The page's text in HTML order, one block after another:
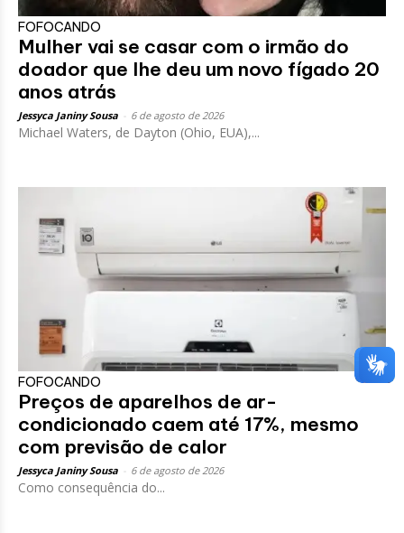
FOFOCANDO
Mulher vai se casar com o irmão do
doador que lhe deu um novo fígado 20
anos atrás
Jessyca Janiny Sousa 6 de agosto de 2026
Michael Waters, de Dayton (Ohio, EUA),...
FOFOCANDO
Preços de aparelhos de ar-
condicionado caem até 17%, mesmo
com previsão de calor
Jessyca Janiny Sousa 6 de agosto de 2026
Como consequência do...